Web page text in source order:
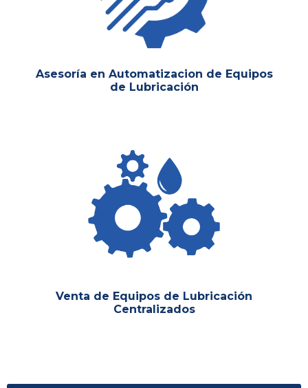
Asesoría en Automatizacion de Equipos
de Lubricación
Venta de Equipos de Lubricación
Centralizados